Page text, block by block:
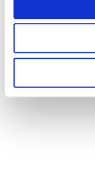
6698 sayılı Kişisel
okumak ve
gerçekleştirilen
detaylı bilgi almak